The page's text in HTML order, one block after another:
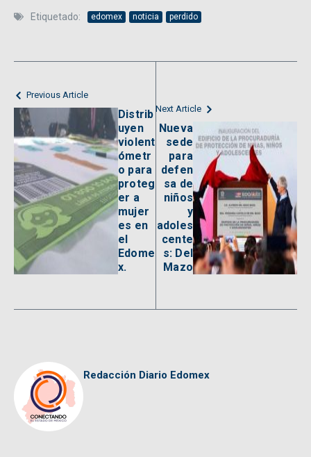
Etiquetado: edomex noticia perdido
Previous Article
Distrib
uyen
violent
ómetr
o para
proteg
er a
mujer
es en
el
Edome
x.
Next Article
Nueva
sede
para
defen
sa de
niños
y
adoles
cente
s: Del
Mazo
Redacción Diario Edomex